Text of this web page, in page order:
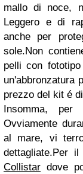
mallo di noce,
Leggero e di
anche per
sole.Non
pelli con
un'abbronzatura
prezzo del kit é di
Insomma,
Ovviamente
al mare, vi
dettagliate.Per
Collistar dove